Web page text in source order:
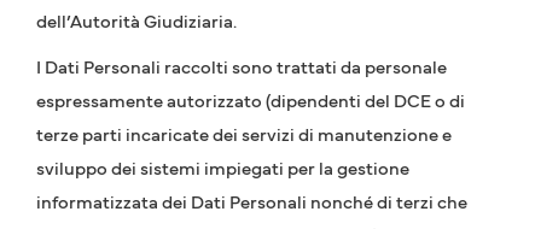
dell’Autorità Giudiziaria.
I Dati Personali raccolti sono trattati da personale
espressamente autorizzato (dipendenti del DCE o di
terze parti incaricate dei servizi di manutenzione e
sviluppo dei sistemi impiegati per la gestione
informatizzata dei Dati Personali nonché di terzi che